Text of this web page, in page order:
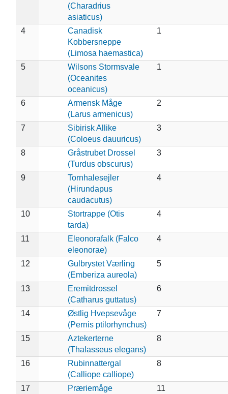
(Charadrius
asiaticus)
4
Canadisk
Kobbersneppe
(Limosa haemastica)
1
5
Wilsons Stormsvale
(Oceanites
oceanicus)
1
6
Armensk Måge
(Larus armenicus)
2
7
Sibirisk Allike
(Coloeus dauuricus)
3
8
Gråstrubet Drossel
(Turdus obscurus)
3
9
Tornhalesejler
(Hirundapus
caudacutus)
4
10
Stortrappe (Otis
tarda)
4
11
Eleonorafalk (Falco
eleonorae)
4
12
Gulbrystet Værling
(Emberiza aureola)
5
13
Eremitdrossel
(Catharus guttatus)
6
14
Østlig Hvepsevåge
(Pernis ptilorhynchus)
7
15
Aztekerterne
(Thalasseus elegans)
8
16
Rubinnattergal
(Calliope calliope)
8
17
Præriemåge
11